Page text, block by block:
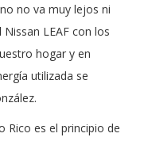
no va muy lejos ni
LEAF con los
hogar y en
utilizada se
Rico es el principio de